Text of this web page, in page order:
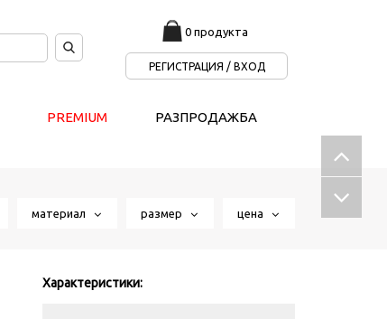
0 продукта
РЕГИСТРАЦИЯ / ВХОД
PREMIUM РАЗПРОДАЖБА
материал размер цена
Характеристики: